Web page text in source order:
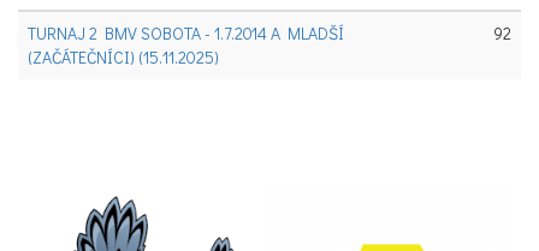
TURNAJ 2 BMV SOBOTA - 1.7.2014 A MLADŠÍ
(ZAČÁTEČNÍCI) (15.11.2025)
92